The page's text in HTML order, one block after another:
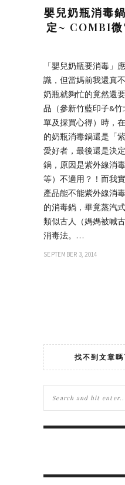
嬰兒奶瓶消毒
定~ COMBI微
「嬰兒奶瓶要消毒」
識，但當媽前我還真
奶瓶就夠忙的竟然還
品（參新竹藍印子&
單及採買心得）時，
的奶瓶消毒鍋還是「
愛好者，最後還是決
鍋，原因是紫外線消
等）不適用？！而我
產品能不能紫外線消
的消毒鍋，畢竟蒸汽
類似古人（媽媽被喊
消毒法。…
SEPTEMBER 3, 2014
找不到文章